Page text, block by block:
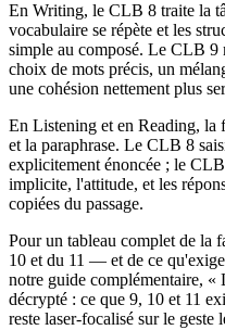
En Writing, le CLB 8 traite la
vocabulaire se répète et les
simple au composé. Le CLB 9
choix de mots précis, un
une cohésion nettement plus
En Listening et en Reading, la
et la paraphrase. Le CLB 8
explicitement énoncée ; le
implicite, l'attitude, et les
copiées du passage.
Pour un tableau complet de
10 et du 11 — et de ce
notre guide complémentaire,
décrypté : ce que 9, 10 et 11
reste laser-focalisé sur le geste